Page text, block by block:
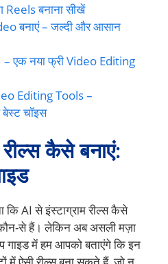
बनाना सीखें
बनाएं – जल्दी और आसान
एक नया फ्री Video Editing
Editing Tools –
चॉइस
कैसे बनाएं:
AI से इंस्टाग्राम रील्स कैसे
से हैं। लेकिन अब असली मज़ा
गाइड में हम आपको बताएंगे कि इन